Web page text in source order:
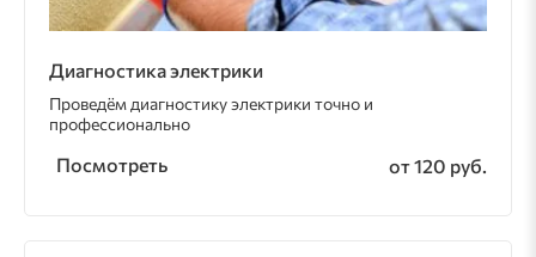
Диагностика электрики
Проведём диагностику электрики точно и
профессионально
Посмотреть от 120 руб.